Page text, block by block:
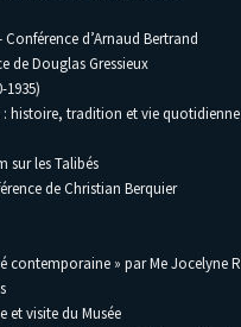
Conférence d’Arnaud Bertrand
de Douglas Gressieux
1935)
: histoire, tradition et vie quotidienne
sur les Talibés
de Christian Berquier
contemporaine » par Me Jocelyne
et visite du Musée